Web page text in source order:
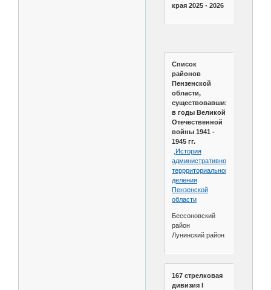
края 2025 - 2026
Список
районов
Пензенской
области,
существовавших
в годы Великой
Отечественной
войны 1941 -
1945 гг.
,История
административно-
террриториального
деления
Пензенской
области
Бессоновский
район
Лунинский район
167 стрелковая
дивизия I